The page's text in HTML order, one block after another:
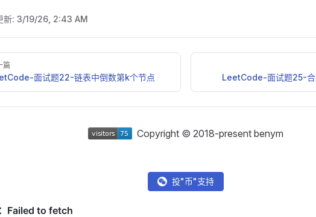
新: 3/19/26, 2:43 AM
篇
面试题22-链表中倒数第k个节点 LeetCode-面试题25-合
Copyright © 2018-present benym
投"币"支持